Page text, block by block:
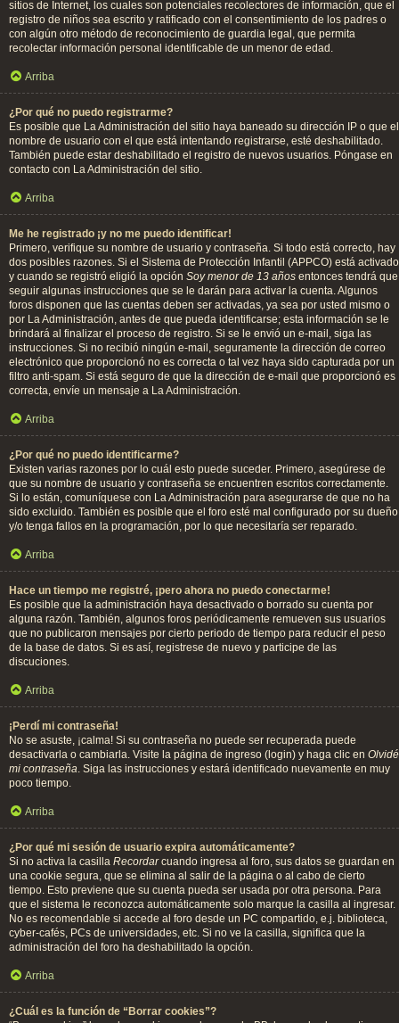
sitios de Internet, los cuales son potenciales recolectores de información, que el
registro de niños sea escrito y ratificado con el consentimiento de los padres o
con algún otro método de reconocimiento de guardia legal, que permita
recolectar información personal identificable de un menor de edad.
Arriba
¿Por qué no puedo registrarme?
Es posible que La Administración del sitio haya baneado su dirección IP o que el
nombre de usuario con el que está intentando registrarse, esté deshabilitado.
También puede estar deshabilitado el registro de nuevos usuarios. Póngase en
contacto con La Administración del sitio.
Arriba
Me he registrado ¡y no me puedo identificar!
Primero, verifique su nombre de usuario y contraseña. Si todo está correcto, hay
dos posibles razones. Si el Sistema de Protección Infantil (APPCO) está activado
y cuando se registró eligió la opción Soy menor de 13 años entonces tendrá que
seguir algunas instrucciones que se le darán para activar la cuenta. Algunos
foros disponen que las cuentas deben ser activadas, ya sea por usted mismo o
por La Administración, antes de que pueda identificarse; esta información se le
brindará al finalizar el proceso de registro. Si se le envió un e-mail, siga las
instrucciones. Si no recibió ningún e-mail, seguramente la dirección de correo
electrónico que proporcionó no es correcta o tal vez haya sido capturada por un
filtro anti-spam. Si está seguro de que la dirección de e-mail que proporcionó es
correcta, envíe un mensaje a La Administración.
Arriba
¿Por qué no puedo identificarme?
Existen varias razones por lo cuál esto puede suceder. Primero, asegúrese de
que su nombre de usuario y contraseña se encuentren escritos correctamente.
Si lo están, comuníquese con La Administración para asegurarse de que no ha
sido excluido. También es posible que el foro esté mal configurado por su dueño
y/o tenga fallos en la programación, por lo que necesitaría ser reparado.
Arriba
Hace un tiempo me registré, ¡pero ahora no puedo conectarme!
Es posible que la administración haya desactivado o borrado su cuenta por
alguna razón. También, algunos foros periódicamente remueven sus usuarios
que no publicaron mensajes por cierto periodo de tiempo para reducir el peso
de la base de datos. Si es así, registrese de nuevo y participe de las
discuciones.
Arriba
¡Perdí mi contraseña!
No se asuste, ¡calma! Si su contraseña no puede ser recuperada puede
desactivarla o cambiarla. Visite la página de ingreso (login) y haga clic en Olvidé
mi contraseña. Siga las instrucciones y estará identificado nuevamente en muy
poco tiempo.
Arriba
¿Por qué mi sesión de usuario expira automáticamente?
Si no activa la casilla Recordarcuando ingresa al foro, sus datos se guardan en
una cookie segura, que se elimina al salir de la página o al cabo de cierto
tiempo. Esto previene que su cuenta pueda ser usada por otra persona. Para
que el sistema le reconozca automáticamente solo marque la casilla al ingresar.
No es recomendable si accede al foro desde un PC compartido, e.j. biblioteca,
cyber-cafés, PCs de universidades, etc. Si no ve la casilla, significa que la
administración del foro ha deshabilitado la opción.
Arriba
¿Cuál es la función de “Borrar cookies”?